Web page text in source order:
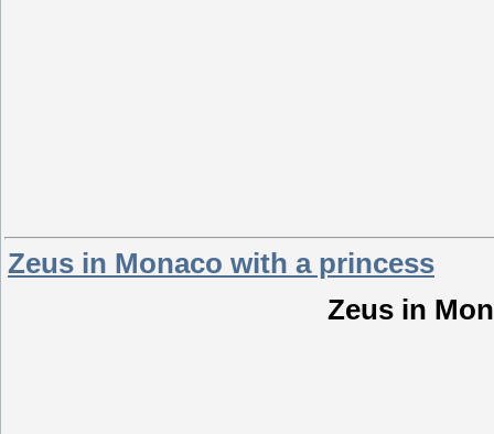
Zeus in Monaco with a princess
Zeus in